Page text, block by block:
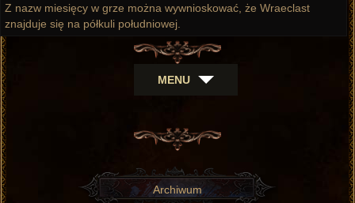
Z nazw miesięcy w grze można wywnioskować, że Wraeclast
znajduje się na półkuli południowej.
MENU
Archiwum